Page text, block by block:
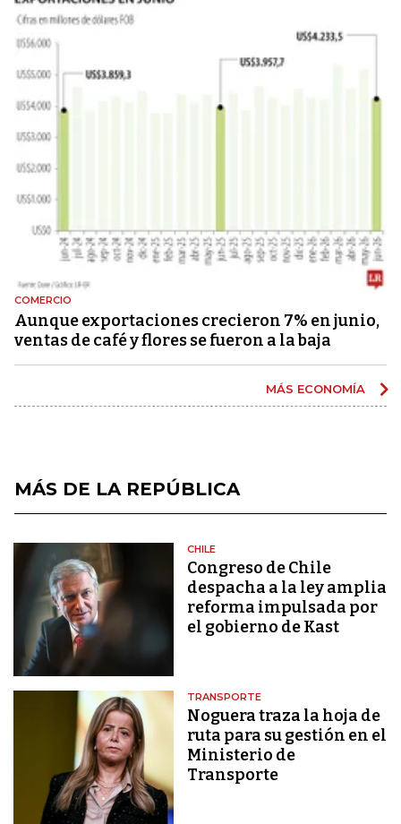
COMERCIO
Aunque exportaciones crecieron 7% en junio,
ventas de café y flores se fueron a la baja
MÁS ECONOMÍA
MÁS DE LA REPÚBLICA
CHILE
Congreso de Chile
despacha a la ley amplia
reforma impulsada por
el gobierno de Kast
TRANSPORTE
Noguera traza la hoja de
ruta para su gestión en el
Ministerio de
Transporte